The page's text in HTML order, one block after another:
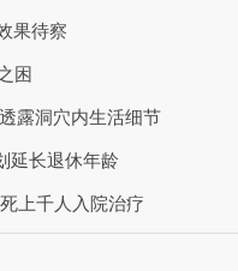
果待察
困
露洞穴内生活细节
延长退休年龄
上千人入院治疗